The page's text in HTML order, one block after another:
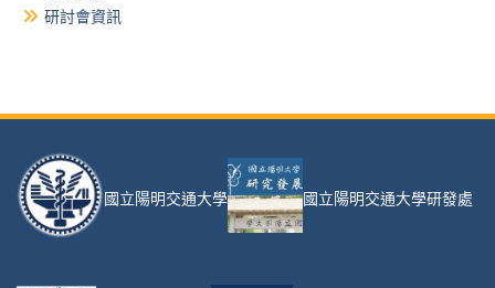
研討會資訊
國立陽明交通大學 國立陽明交通大學研發處